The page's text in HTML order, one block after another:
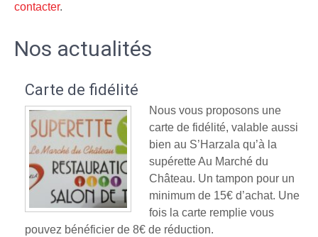
contacter.
Nos actualités
Carte de fidélité
Nous vous proposons une
carte de fidélité, valable aussi
bien au S’Harzala qu’à la
supérette Au Marché du
Château. Un tampon pour un
minimum de 15€ d’achat. Une
fois la carte remplie vous
pouvez bénéficier de 8€ de réduction.